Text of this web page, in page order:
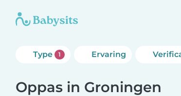
Type 1 Ervaring
Oppas in Groningen